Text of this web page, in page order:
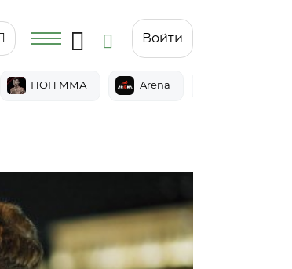
Войти
ПОП ММА Arena